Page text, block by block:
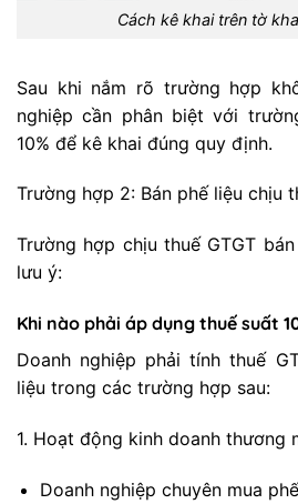
Cách kê khai trên tờ
Sau khi nắm rõ trường hợp
nghiệp cần phân biệt với
10% để kê khai đúng quy định.
Trường hợp 2: Bán phế liệu chịu
Trường hợp chịu thuế GTGT
lưu ý:
Khi nào phải áp dụng thuế suất
Doanh nghiệp phải tính thuế
liệu trong các trường hợp sau:
1. Hoạt động kinh doanh thương
Doanh nghiệp chuyên mua